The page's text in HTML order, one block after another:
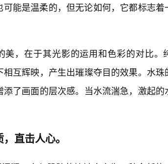
能是温柔的，但无论如何，它都标志着
美，在于其光影的运用和色彩的对比。
互辉映，产生出璀璨夺目的效果。水珠
了画面的层次感。当水流湍急，激起的
直击人心。